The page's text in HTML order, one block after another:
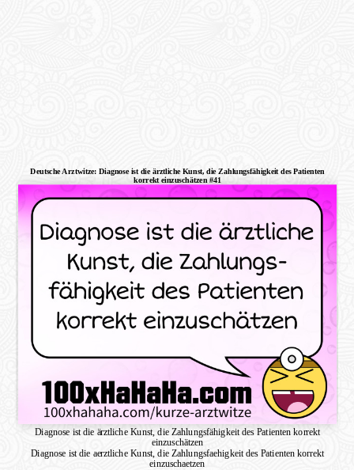
Deutsche Arztwitze: Diagnose ist die ärztliche Kunst, die Zahlungsfähigkeit des Patienten
korrekt einzuschätzen #41
Diagnose ist die ärztliche Kunst, die Zahlungsfähigkeit des Patienten korrekt
einzuschätzen
Diagnose ist die aerztliche Kunst, die Zahlungsfaehigkeit des Patienten korrekt
einzuschaetzen